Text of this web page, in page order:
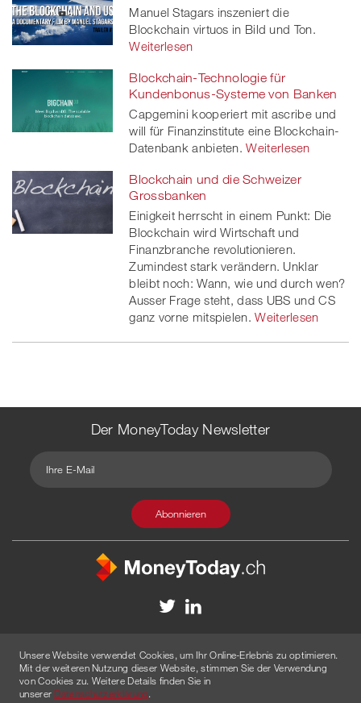
Manuel Stagars inszeniert die
Blockchain virtuos in Bild und Ton.
Weiterlesen
Blockchain-Technologie für
Kundenbonus-Systeme von Banken
Capgemini kooperiert mit ascribe und
will für Finanzinstitute eine Blockchain-
Datenbank anbieten. Weiterlesen
Blockchain und die Schweizer
Grossbanken
Einigkeit herrscht in einem Punkt: Die
Blockchain wird Wirtschaft und
Finanzbranche revolutionieren.
Zumindest stark verändern. Unklar
bleibt noch: Wann, wie und durch wen?
Ausser Frage steht, dass UBS und CS
ganz vorne mitspielen. Weiterlesen
Der MoneyToday Newsletter
Disclaimer
Werbung
© 2026 Created byAGENTUR AM WASSER
Unsere Website verwendet Cookies, um Ihr Online-Erlebnis zu optimieren.
Mit der weiteren Nutzung dieser Website, stimmen Sie der Verwendung
von Cookies zu. Weitere Details finden Sie in
unserer Datenschutzerklärung.